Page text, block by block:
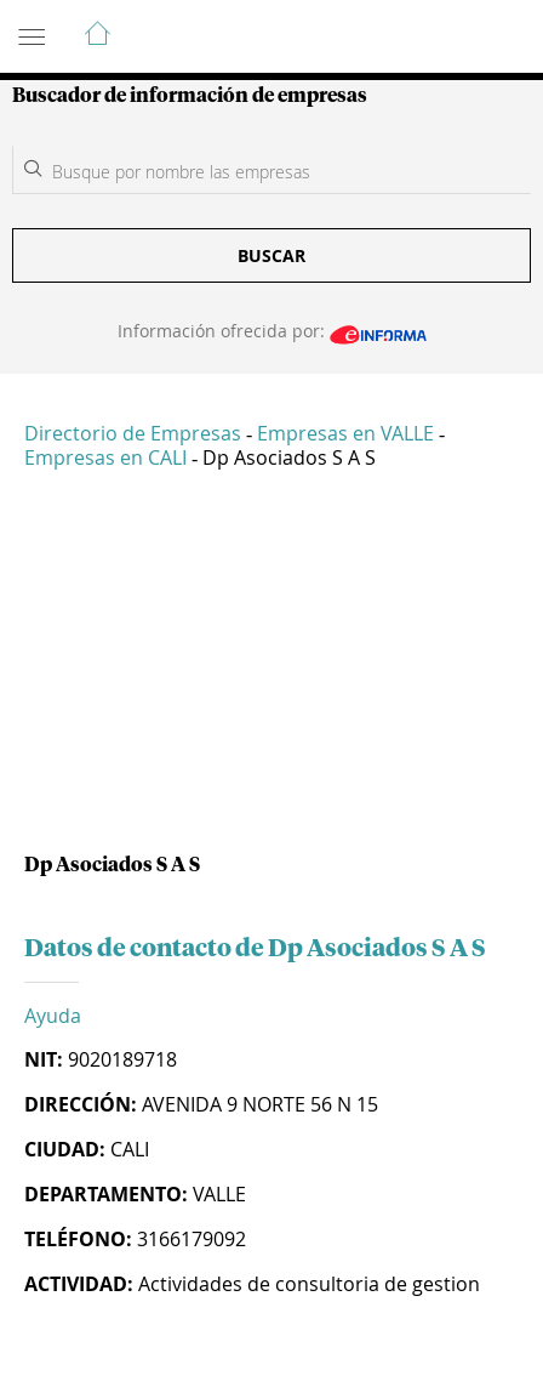
Guía de Empresas Colombianas
Buscador de información de empresas
BUSCAR
Información ofrecida por:
Directorio de Empresas - Empresas en VALLE -
Empresas en CALI - Dp Asociados S A S
Dp Asociados S A S
Datos de contacto de Dp Asociados S A S
Ayuda
NIT: 9020189718
DIRECCIÓN: AVENIDA 9 NORTE 56 N 15
CIUDAD: CALI
DEPARTAMENTO: VALLE
TELÉFONO: 3166179092
ACTIVIDAD: Actividades de consultoria de gestion